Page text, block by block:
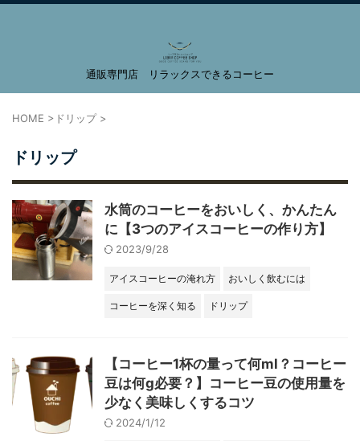
通販専門店 リラックスできるコーヒー
LIBRA COFFEE SHOP
HOME > ドリップ >
ドリップ
水筒のコーヒーをおいしく、かんたん
に【3つのアイスコーヒーの作り方】
2023/9/28
アイスコーヒーの淹れ方 おいしく飲むには
コーヒーを深く知る ドリップ
【コーヒー1杯の量って何ml？コーヒー
豆は何g必要？】コーヒー豆の使用量を
少なく美味しくするコツ
2024/1/12